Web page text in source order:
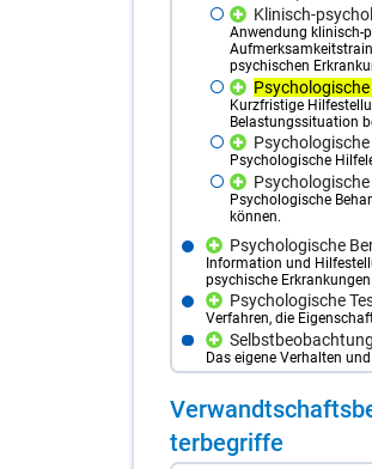
Klinisch-
Anwendung klinisch-
psychischen
Kurzfristige
Belastungssituation
Psychologische
Psychologische
können.
Psychologische
Information und
psychische
Psychologische
Verfahren, die
Selbstbeobachtung
Das eigene Verhalten
ter­be­grif­fe